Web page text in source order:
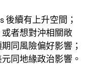
後續有上升空間；
者想對沖相關敞
同風險偏好影響；
同地緣政治影響。